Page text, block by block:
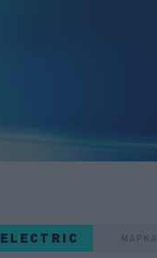
ELECTRIC ΜΑΡΚΑ